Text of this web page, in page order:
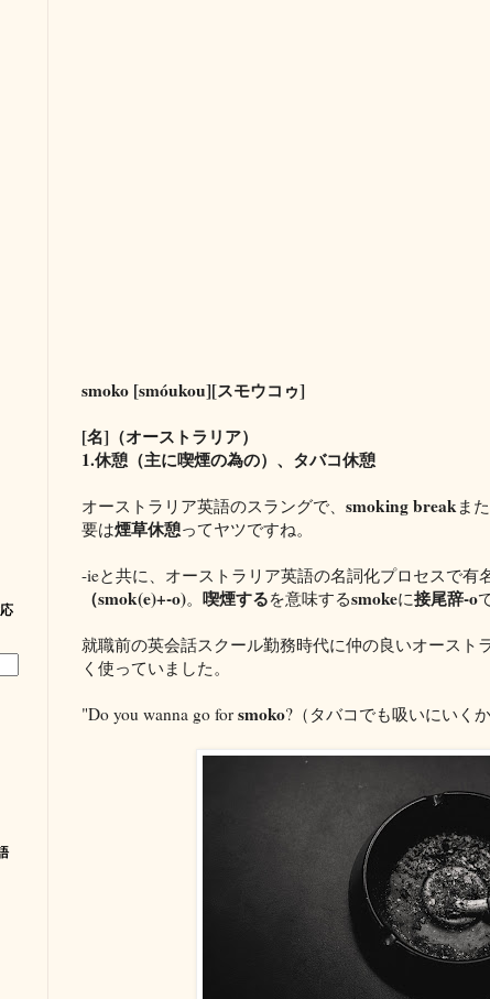
smoko [smóukou][スモウコゥ]
[名]（オーストラリア）
1.休憩（主に喫煙の為の）、タバコ休憩
オーストラリア英語のスラングで、 smoking breakま
要は煙草休憩ってヤツですね。
-ieと共に、オーストラリア英語の名詞化プロセスで有
（smok(e)+-o)。 喫煙するを意味するsmokeに接尾辞-o
就職前の英会話スクール勤務時代に仲の良いオースト
く使っていました。
"Do you wanna go for smoko?（タバコでも吸いにいく